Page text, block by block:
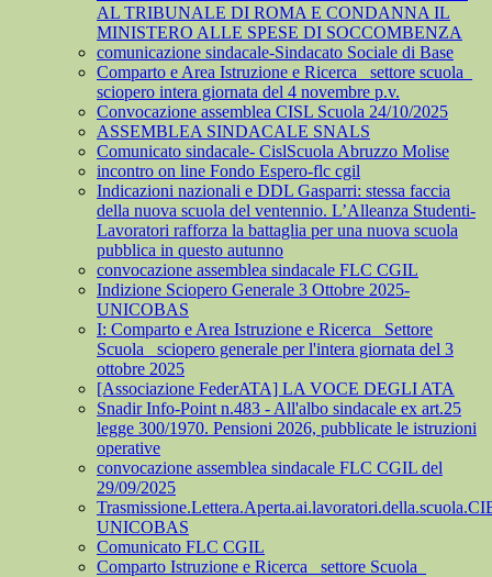
AL TRIBUNALE DI ROMA E CONDANNA IL
MINISTERO ALLE SPESE DI SOCCOMBENZA
comunicazione sindacale-Sindacato Sociale di Base
Comparto e Area Istruzione e Ricerca_ settore scuola_
sciopero intera giornata del 4 novembre p.v.
Convocazione assemblea CISL Scuola 24/10/2025
ASSEMBLEA SINDACALE SNALS
Comunicato sindacale- CislScuola Abruzzo Molise
incontro on line Fondo Espero-flc cgil
Indicazioni nazionali e DDL Gasparri: stessa faccia
della nuova scuola del ventennio. L’Alleanza Studenti-
Lavoratori rafforza la battaglia per una nuova scuola
pubblica in questo autunno
convocazione assemblea sindacale FLC CGIL
Indizione Sciopero Generale 3 Ottobre 2025-
UNICOBAS
I: Comparto e Area Istruzione e Ricerca_ Settore
Scuola_ sciopero generale per l'intera giornata del 3
ottobre 2025
[Associazione FederATA] LA VOCE DEGLI ATA
Snadir Info-Point n.483 - All'albo sindacale ex art.25
legge 300/1970. Pensioni 2026, pubblicate le istruzioni
operative
convocazione assemblea sindacale FLC CGIL del
29/09/2025
UNICOBAS
Comunicato FLC CGIL
Comparto Istruzione e Ricerca_ settore Scuola_